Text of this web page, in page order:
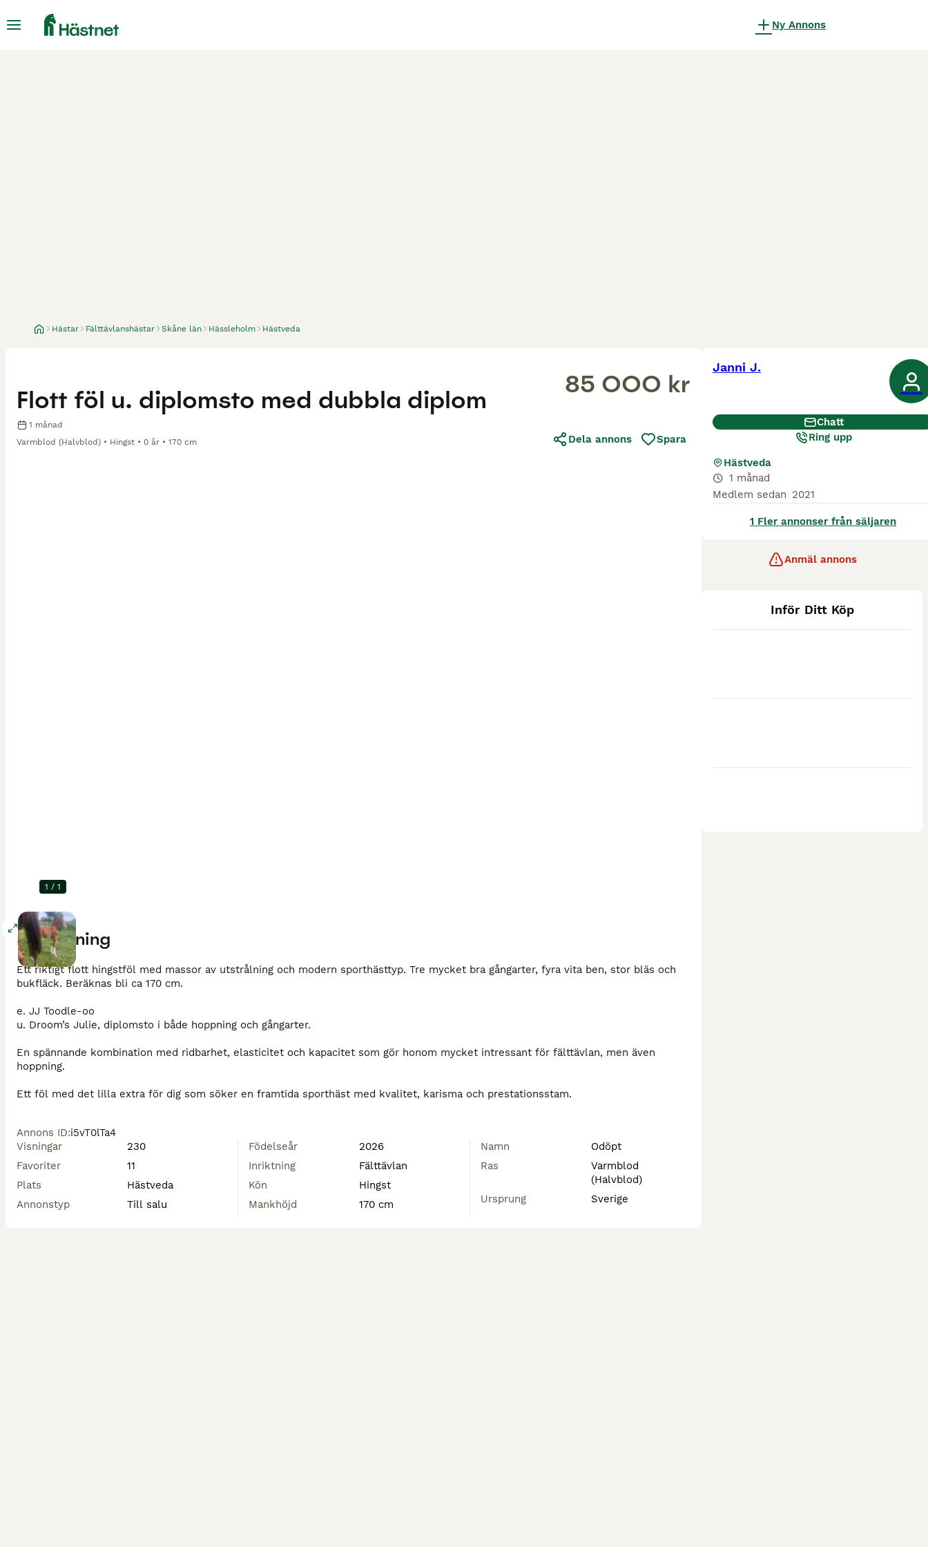
Ny Annons
Hästar Fälttävlanshästar Skåne län Hässleholm Hästveda
Förstora
1 / 1
Flott föl u. diplomsto med dubbla diplom
1 månad
Varmblod (Halvblod)
Hingst 0 år 170 cm
85 000 kr
Dela annons Spara
Beskrivning
Ett riktigt flott hingstföl med massor av utstrålning och modern sporthästtyp. Tre mycket bra gångarter, fyra vita ben, stor bläs och
bukfläck. Beräknas bli ca 170 cm.
e. JJ Toodle-oo
u. Droom’s Julie, diplomsto i både hoppning och gångarter.
En spännande kombination med ridbarhet, elasticitet och kapacitet som gör honom mycket intressant för fälttävlan, men även
hoppning.
Annons ID:i5vT0lTa4
Visningar
230
Favoriter
11
Plats
Hästveda
Annonstyp
Till salu
Födelseår
2026
Inriktning
Fälttävlan
Kön
Hingst
Mankhöjd
170 cm
Namn
Odöpt
Ras
Varmblod
(Halvblod)
Ursprung
Sverige
Janni J.
Chatt
Ring upp
Hästveda
1 månad
Medlem sedan 2021
1 Fler annonser från säljaren
Anmäl annons
Inför Ditt Köp